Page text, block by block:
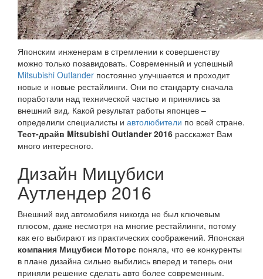
Японским инженерам в стремлении к совершенству
можно только позавидовать. Современный и успешный
Mitsubishi Outlander постоянно улучшается и проходит
новые и новые рестайлинги. Они по стандарту сначала
поработали над технической частью и принялись за
внешний вид. Какой результат работы японцев –
определили специалисты и автолюбители по всей стране.
Тест-драйв Mitsubishi Outlander 2016 расскажет Вам
много интересного.
Дизайн Мицубиси
Аутлендер 2016
Внешний вид автомобиля никогда не был ключевым
плюсом, даже несмотря на многие рестайлинги, потому
как его выбирают из практических соображений. Японская
компания Мицубиси Моторс поняла, что ее конкуренты
в плане дизайна сильно выбились вперед и теперь они
приняли решение сделать авто более современным.